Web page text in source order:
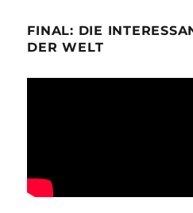
FINAL: DIE
DER WELT